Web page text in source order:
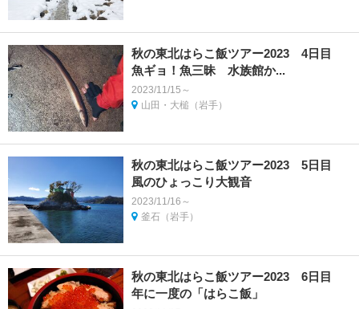
秋の東北はらこ飯ツアー2023 4日目
魚ギョ！魚三昧 水族館か...
2023/11/15～
山田・大槌（岩手）
秋の東北はらこ飯ツアー2023 5日目
風のひょっこり大観音
2023/11/16～
釜石（岩手）
秋の東北はらこ飯ツアー2023 6日目
年に一度の「はらこ飯」